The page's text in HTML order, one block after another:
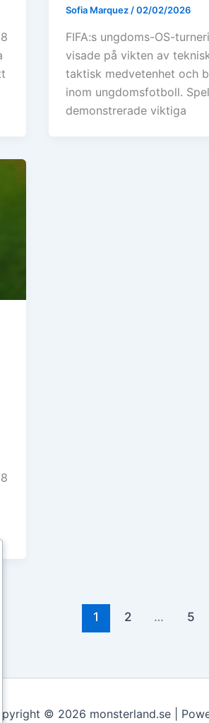
Sofia Marquez/02/02/2026
FIFA:s ungdoms-OS-
visade på vikten av
taktisk medvetenhet och
inom ungdomsfotboll.
demonstrerade viktiga
1 2 … 5
© 2026 monsterland.se |